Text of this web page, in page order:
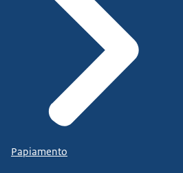
Papiamento